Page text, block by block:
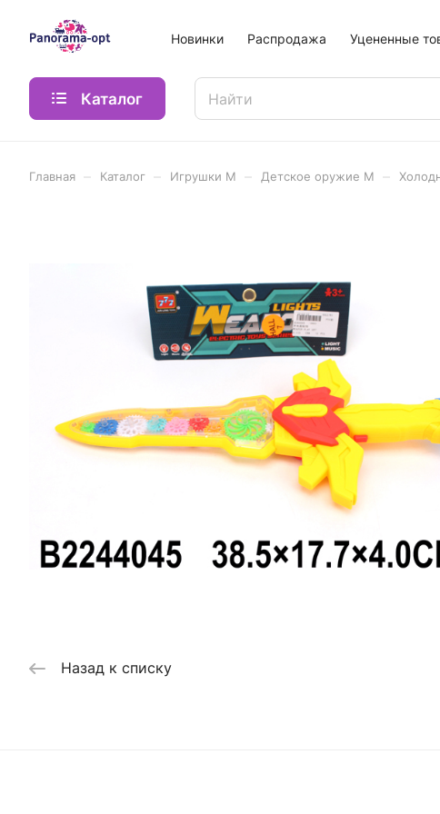
Новинки Распродажа Уцененные
Каталог
Главная Каталог Игрушки М Детское оружие М
Назад к списку